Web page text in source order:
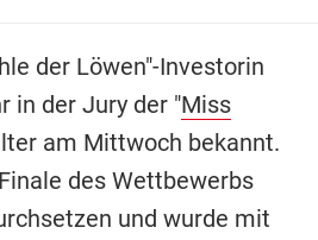
der Löwen"-Investorin
in der Jury der "Miss
am Mittwoch bekannt.
des Wettbewerbs
und wurde mit